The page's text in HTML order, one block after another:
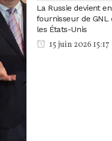
La Russie devient
fournisseur de GNL
les États-Unis
15 juin 2026 15:17